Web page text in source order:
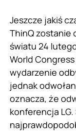
Jeszcze jakiś
ThinQ zostanie
światu 24
World
wydarzenie
jednak
oznacza, że
konferencja